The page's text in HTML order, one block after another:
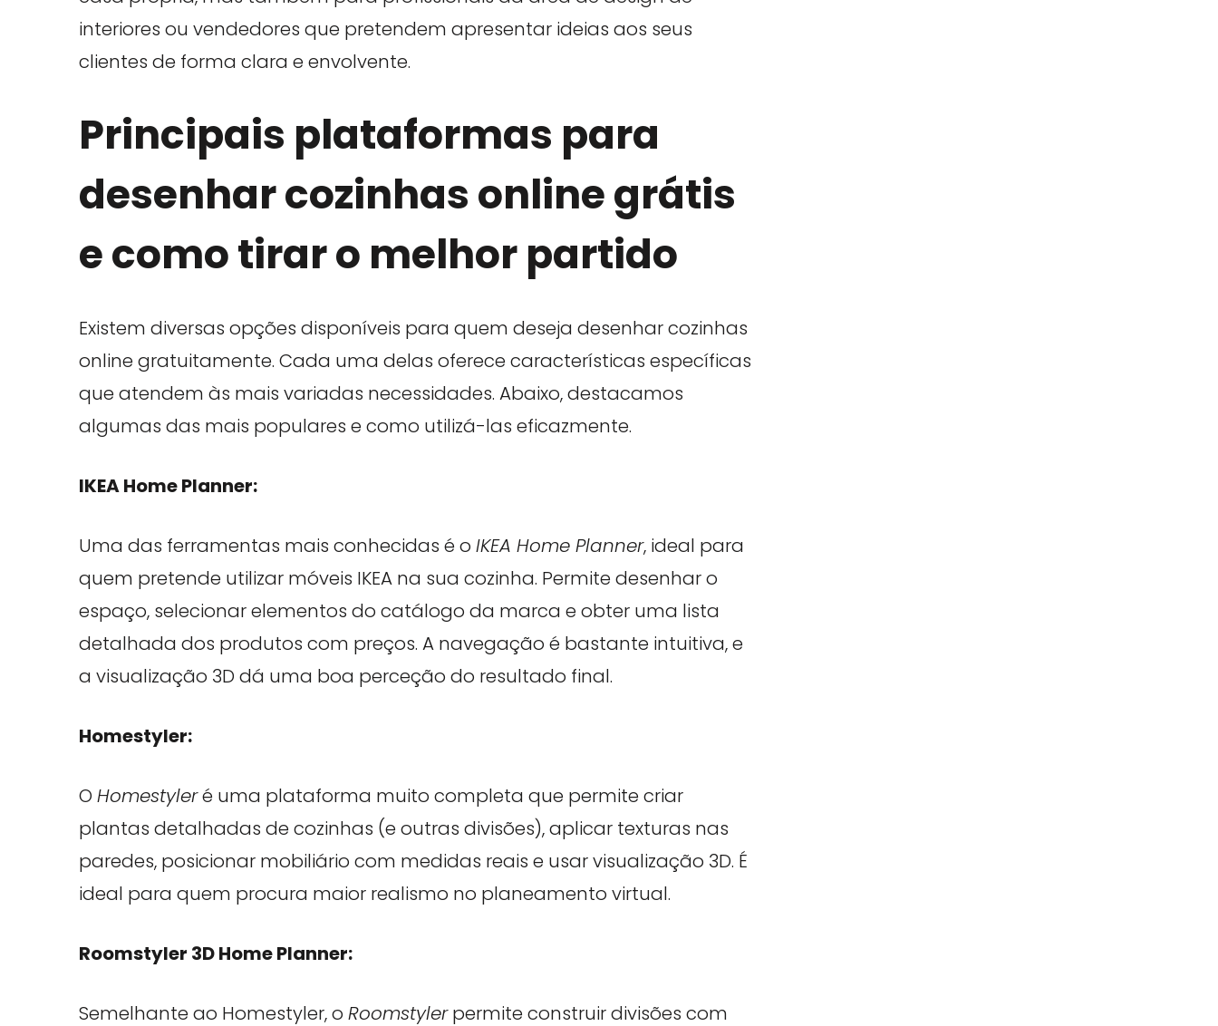
interiores ou vendedores que pretendem apresentar ideias aos seus
clientes de forma clara e envolvente.
Principais plataformas para
desenhar cozinhas online grátis
e como tirar o melhor partido
Existem diversas opções disponíveis para quem deseja desenhar cozinhas
online gratuitamente. Cada uma delas oferece características específicas
que atendem às mais variadas necessidades. Abaixo, destacamos
algumas das mais populares e como utilizá-las eficazmente.
IKEA Home Planner:
Uma das ferramentas mais conhecidas é o IKEA Home Planner, ideal para
quem pretende utilizar móveis IKEA na sua cozinha. Permite desenhar o
espaço, selecionar elementos do catálogo da marca e obter uma lista
detalhada dos produtos com preços. A navegação é bastante intuitiva, e
a visualização 3D dá uma boa perceção do resultado final.
Homestyler:
O Homestyleré uma plataforma muito completa que permite criar
plantas detalhadas de cozinhas (e outras divisões), aplicar texturas nas
paredes, posicionar mobiliário com medidas reais e usar visualização 3D. É
ideal para quem procura maior realismo no planeamento virtual.
Roomstyler 3D Home Planner:
Semelhante ao Homestyler, o Roomstylerpermite construir divisões com